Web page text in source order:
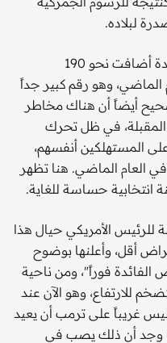
لبلاده.
صحيح أن عائدات التعريفات الجديدة أضافت نحو 190
الماضي، وهو رقم كبير جداً
2024، لكن الصحيح أيضاً أن هناك مخاطر
المقبلة، في ظل تحرك
المستهلكين أنفسهم،
العام الماضي. هنا تظهر
حساسة للغاية.
الأمريكي حيال هذا
أقل، وأعلنها بوضوح
الفائدة فوراً"، ومن ناحية
للارتفاع، وهو الآن عند
غريباً على ترمب أن يعيد
ما وجد أن ذلك يصب في